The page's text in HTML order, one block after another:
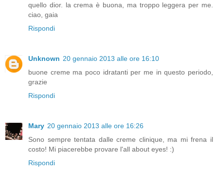
quello dior. la crema è buona, ma troppo leggera per me.
ciao, gaia
Rispondi
Unknown 20 gennaio 2013 alle ore 16:10
buone creme ma poco idratanti per me in questo periodo,
grazie
Rispondi
Mary 20 gennaio 2013 alle ore 16:26
Sono sempre tentata dalle creme clinique, ma mi frena il
costo! Mi piacerebbe provare l'all about eyes! :)
Rispondi